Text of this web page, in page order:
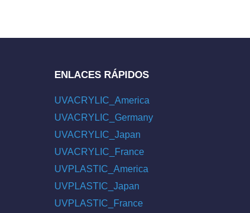
ENLACES RÁPIDOS
UVACRYLIC_America
UVACRYLIC_Germany
UVACRYLIC_Japan
UVACRYLIC_France
UVPLASTIC_America
UVPLASTIC_Japan
UVPLASTIC_France